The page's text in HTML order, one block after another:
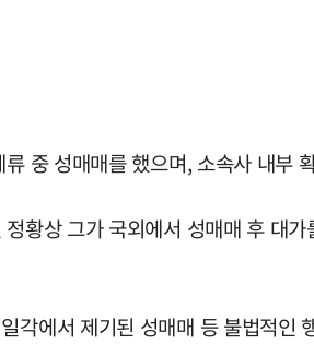
중 성매매를 했으며, 소속사 내부
황상 그가 국외에서 성매매 후 대
각에서 제기된 성매매 등 불법적인